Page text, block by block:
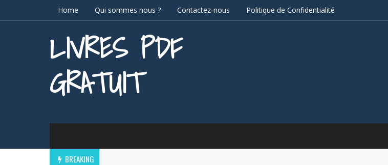
Home Qui sommes nous ? Contactez-nous Politique de Confidentialité
LIVRES PDF
GRATUIT
BREAKING